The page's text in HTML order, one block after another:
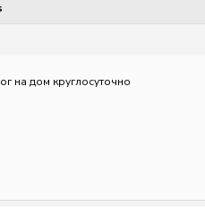
на дом круглосуточно